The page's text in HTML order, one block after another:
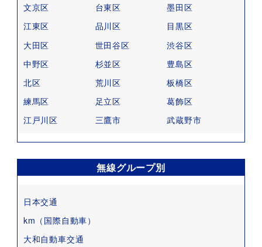
文京区
台東区
墨田区
江東区
品川区
目黒区
大田区
世田谷区
渋谷区
中野区
杉並区
豊島区
北区
荒川区
板橋区
練馬区
足立区
葛飾区
江戸川区
三鷹市 武蔵野市
無線グループ別
日本交通
km（国際自動車）
大和自動車交通